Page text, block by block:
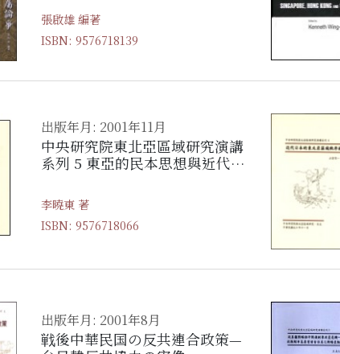
張啟雄 編著
ISBN: 9576718139
出版年月: 2001年11月
中央研究院東北亞區域研究演講
系列 5 東亞的民本思想與近代化
李曉東 著
ISBN: 9576718066
出版年月: 2001年8月
戦後中華民国の反共連合政策—